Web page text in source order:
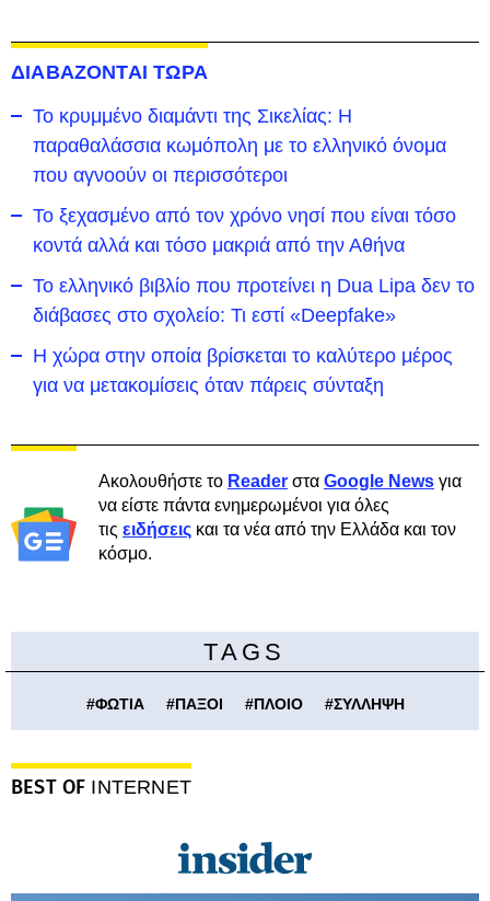
ΔΙΑΒΑΖΟΝΤΑΙ ΤΩΡΑ
Το κρυμμένο διαμάντι της Σικελίας: Η
παραθαλάσσια κωμόπολη με το ελληνικό όνομα
που αγνοούν οι περισσότεροι
To ξεχασμένο από τον χρόνο νησί που είναι τόσο
κοντά αλλά και τόσο μακριά από την Αθήνα
Το ελληνικό βιβλίο που προτείνει η Dua Lipa δεν το
διάβασες στο σχολείο: Τι εστί «Deepfake»
Η χώρα στην οποία βρίσκεται το καλύτερο μέρος
για να μετακομίσεις όταν πάρεις σύνταξη
Ακολουθήστε το Reader στα Google News για
να είστε πάντα ενημερωμένοι για όλες
τις ειδήσεις και τα νέα από την Ελλάδα και τον
κόσμο.
TAGS
#ΦΩΤΙΑ #ΠΑΞΟΙ #ΠΛΟΙΟ #ΣΥΛΛΗΨΗ
BEST OF INTERNET